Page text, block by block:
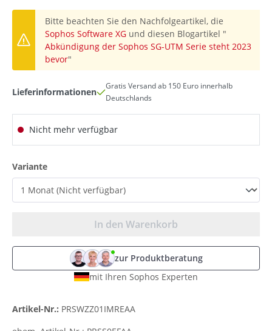
Bitte beachten Sie den Nachfolgeartikel, die
Sophos Software XG und diesen Blogartikel "
Abkündigung der Sophos SG-UTM Serie steht 2023
bevor"
Lieferinformationen
Gratis Versand ab 150 Euro innerhalb
Deutschlands
Nicht mehr verfügbar
Varianteauswählen
In den Warenkorb
zur Produktberatung
mit Ihren Sophos Experten
Artikel-Nr.: PRSWZZ01IMREAA